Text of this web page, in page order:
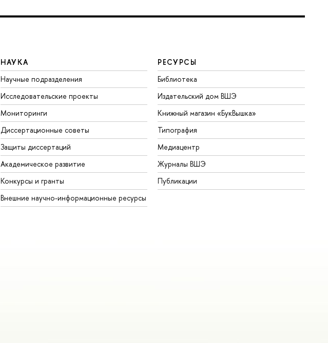
НАУКА
Научные подразделения
Исследовательские проекты
Мониторинги
Диссертационные советы
Защиты диссертаций
Академическое развитие
Конкурсы и гранты
Внешние научно-информационные ресурсы
РЕСУРСЫ
Библиотека
Издательский дом ВШЭ
Книжный магазин «БукВышка»
Типография
Медиацентр
Журналы ВШЭ
Публикации